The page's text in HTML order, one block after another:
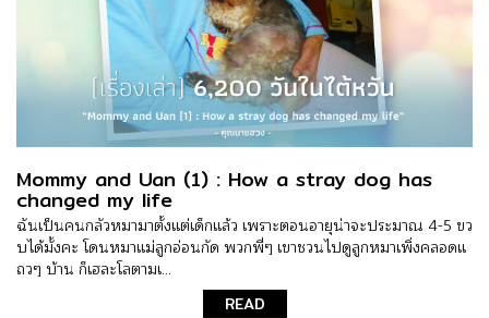
Mommy and Uan (1) : How a stray dog has
changed my life
ฉันเป็นคนกลัวหมามาตั้งแต่เด็กแล้ว เพราะตอนอายุน่าจะประมาณ 4-5 ขว
บได้มั้งคะ โดนหมาแม่ลูกอ่อนกัด พวกพี่ๆ เขาชวนไปดูลูกหมาเพิ่งคลอดแ
ถวๆ บ้าน ก็เฮละโลตามเ...
READ